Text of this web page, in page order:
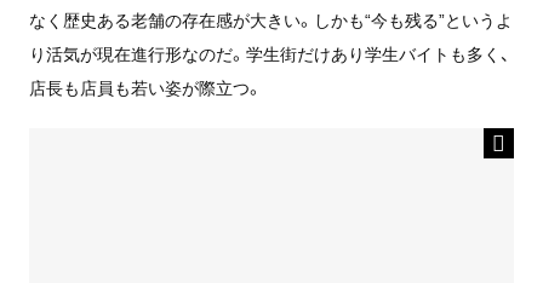
なく歴史ある老舗の存在感が大きい。しかも“今も残る”というよ
り活気が現在進行形なのだ。学生街だけあり学生バイトも多く、
店長も店員も若い姿が際立つ。